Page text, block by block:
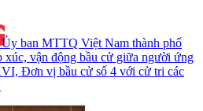
ban MTTQ Việt Nam thành phố
vận động bầu cử giữa người ứng
Đơn vị bầu cử số 4 với cử tri các